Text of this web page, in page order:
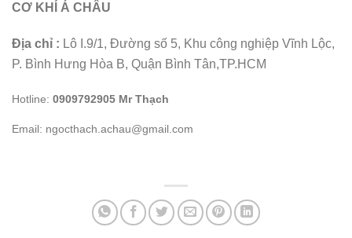
CƠ KHÍ Á CHÂU
Địa chỉ : Lô I.9/1, Đường số 5, Khu công nghiệp Vĩnh Lộc,
P. Bình Hưng Hòa B, Quận Bình Tân,TP.HCM
Hotline: 0909792905 Mr Thạch
Email: ngocthach.achau@gmail.com